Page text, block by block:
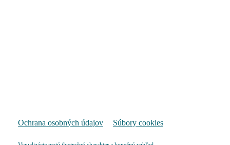
Ochrana osobných údajov Súbory cookies